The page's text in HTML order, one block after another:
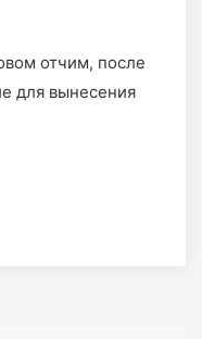
отчим, после
для вынесения